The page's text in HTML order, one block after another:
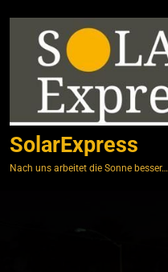
SolarExpress
Nach uns arbeitet die Sonne besser…